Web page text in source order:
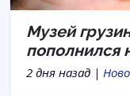
Музей
пополнился
2 дня назад |